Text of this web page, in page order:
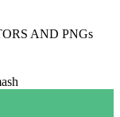
AND PNGs